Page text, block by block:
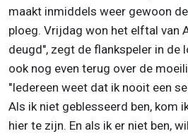
maakt inmiddels weer gewoon
ploeg. Vrijdag won het elftal van
deugd", zegt de flankspeler in de
ook nog even terug over de
"Iedereen weet dat ik nooit een
Als ik niet geblesseerd ben, kom
hier te zijn. En als ik er niet ben,